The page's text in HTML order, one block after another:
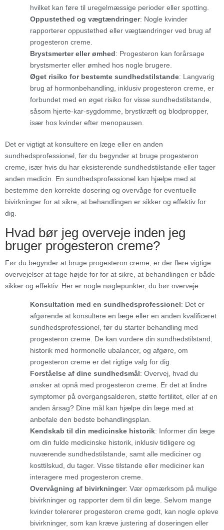
hvilket kan føre til uregelmæssige perioder eller spotting.
Oppustethed og vægtændringer: Nogle kvinder
rapporterer oppustethed eller vægtændringer ved brug af
progesteron creme.
Brystsmerter eller ømhed: Progesteron kan forårsage
brystsmerter eller ømhed hos nogle brugere.
Øget risiko for bestemte sundhedstilstande: Langvarig
brug af hormonbehandling, inklusiv progesteron creme, er
forbundet med en øget risiko for visse sundhedstilstande,
såsom hjerte-kar-sygdomme, brystkræft og blodpropper,
især hos kvinder efter menopausen.
Det er vigtigt at konsultere en læge eller en anden
sundhedsprofessionel, før du begynder at bruge progesteron
creme, især hvis du har eksisterende sundhedstilstande eller tager
anden medicin. En sundhedsprofessionel kan hjælpe med at
bestemme den korrekte dosering og overvåge for eventuelle
bivirkninger for at sikre, at behandlingen er sikker og effektiv for
dig.
Hvad bør jeg overveje inden jeg
bruger progesteron creme?
Før du begynder at bruge progesteron creme, er der flere vigtige
overvejelser at tage højde for for at sikre, at behandlingen er både
sikker og effektiv. Her er nogle nøglepunkter, du bør overveje:
Konsultation med en sundhedsprofessionel: Det er
afgørende at konsultere en læge eller en anden kvalificeret
sundhedsprofessionel, før du starter behandling med
progesteron creme. De kan vurdere din sundhedstilstand,
historik med hormonelle ubalancer, og afgøre, om
progesteron creme er det rigtige valg for dig.
Forståelse af dine sundhedsmål: Overvej, hvad du
ønsker at opnå med progesteron creme. Er det at lindre
symptomer på overgangsalderen, støtte fertilitet, eller af en
anden årsag? Dine mål kan hjælpe din læge med at
anbefale den bedste behandlingsplan.
Kendskab til din medicinske historik: Informer din læge
om din fulde medicinske historik, inklusiv tidligere og
nuværende sundhedstilstande, samt alle mediciner og
kosttilskud, du tager. Visse tilstande eller mediciner kan
interagere med progesteron creme.
Overvågning af bivirkninger: Vær opmærksom på mulige
bivirkninger og rapporter dem til din læge. Selvom mange
kvinder tolererer progesteron creme godt, kan nogle opleve
bivirkninger, som kan kræve justering af doseringen eller